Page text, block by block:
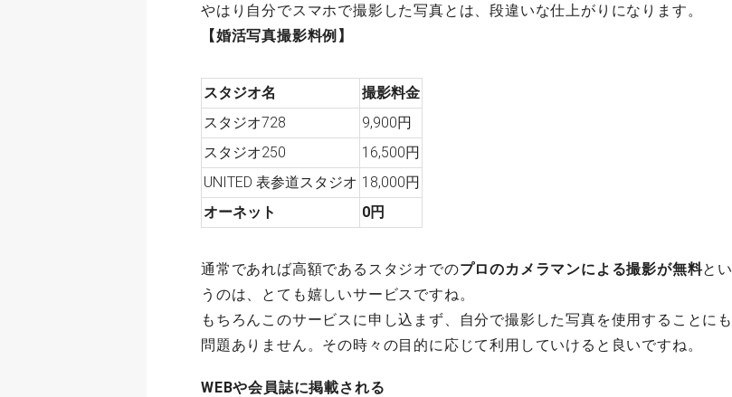
やはり自分でスマホで撮影した写真とは、段違いな仕上がりになります。
【婚活写真撮影料例】
スタジオ名
撮影料金
スタジオ728
9,900円
スタジオ250
16,500円
UNITED 表参道スタジオ 18,000円
オーネット
0円
通常であれば高額であるスタジオでのプロのカメラマンによる撮影が無料とい
うのは、とても嬉しいサービスですね。
もちろんこのサービスに申し込まず、自分で撮影した写真を使用することにも
問題ありません。その時々の目的に応じて利用していけると良いですね。
WEBや会員誌に掲載される